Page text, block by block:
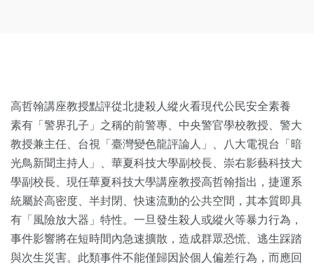
高哲翰講座教授點評從北捷殺人縱火看現代公民安全素養
素有「警界孔子」之稱的前警專、中央警官學校教授、警大
教授兼主任、台視「臺灣變色龍評論人」、八大電視台「暗
光鳥新聞主持人」、華夏科技大學副校長、崇右影藝科技大
學副校長、現任華夏科技大學講座教授高哲翰指出，捷運系
統屬於高密度、半封閉、快速流動的公共空間，其本質即具
有「風險放大器」特性。一旦發生殺人或縱火等暴力行為，
事件影響將在短時間內急速擴散，造成群眾恐慌、逃生踩踏
與次生災害。此類事件不能僅歸因於個人偏差行為，而應回